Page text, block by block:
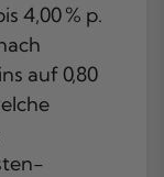
4,00 % p.
auf 0,80